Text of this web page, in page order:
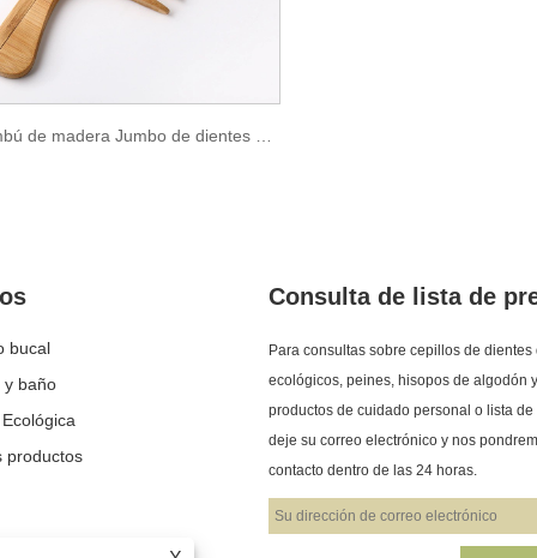
Cepillo de dientes de bambú:
protección del medio ambiente
y la salud
2025/03/08
Con la creciente conciencia mundial
de la protección del medio
Hilo dental en frasco
versus hilo dental
2026/08/05
El hilo dental es una
pero importante del
personas están
hilo dental tradicional
bucal
y baño
productos
Consulta de lista de
Para consultas sobre cepillos de dientes
ecológicos, peines, hisopos de algodón y
productos de cuidado personal o lista de
deje su correo electrónico y nos
contacto dentro de las 24 horas.